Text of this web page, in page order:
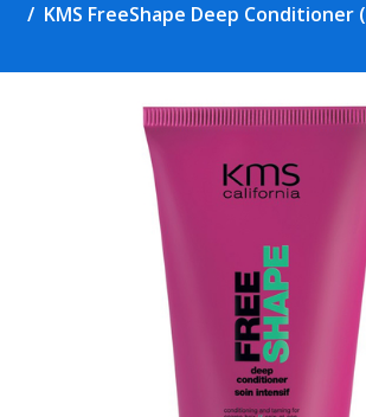
KMS FreeShape Deep Conditioner